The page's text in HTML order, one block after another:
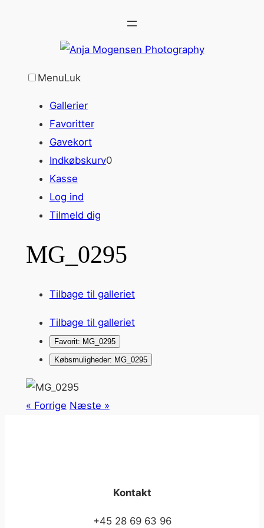
MenuLuk
Gallerier
Favoritter
Gavekort
Indkøbskurv0
Kasse
Log ind
Tilmeld dig
MG_0295
Tilbage til galleriet
Tilbage til galleriet
Favorit: MG_0295
Købsmuligheder: MG_0295
« Forrige Næste »
Kontakt
+45 28 69 63 96